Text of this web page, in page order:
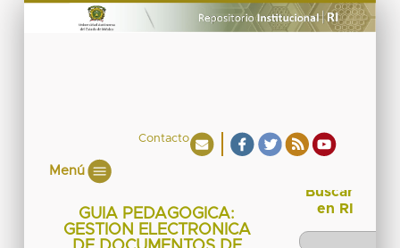
Contacto
Menú
GUIA PEDAGOGICA:
GESTION ELECTRONICA
Buscar
en RI